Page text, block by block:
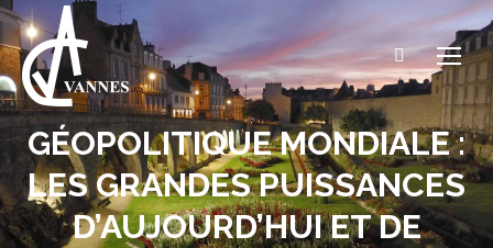
Recherche
:
GÉOPOLITIQUE MONDIALE :
LES GRANDES PUISSANCES
D’AUJOURD’HUI ET DE
Vous êtes ici :